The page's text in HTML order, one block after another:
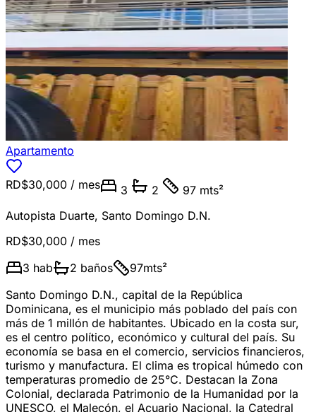
Apartamento
RD$30,000 / mes 3 2
97 mts²
Autopista Duarte, Santo Domingo D.N.
RD$30,000 / mes
3 hab 2 baños 97mts²
Santo Domingo D.N., capital de la República
Dominicana, es el municipio más poblado del país con
más de 1 millón de habitantes. Ubicado en la costa sur,
es el centro político, económico y cultural del país. Su
economía se basa en el comercio, servicios financieros,
turismo y manufactura. El clima es tropical húmedo con
temperaturas promedio de 25°C. Destacan la Zona
Colonial, declarada Patrimonio de la Humanidad por la
UNESCO, el Malecón, el Acuario Nacional, la Catedral